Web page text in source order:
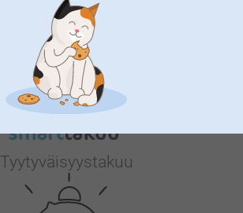
smartphoto
Tyytyväisyystakuu